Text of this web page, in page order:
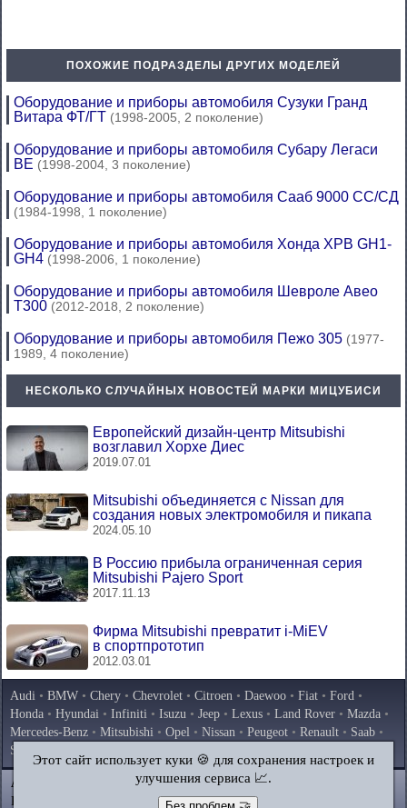
ПОХОЖИЕ ПОДРАЗДЕЛЫ ДРУГИХ МОДЕЛЕЙ
Оборудование и приборы автомобиля Сузуки Гранд
Витара ФТ/ГТ (1998-2005, 2 поколение)
Оборудование и приборы автомобиля Субару Легаси
BE (1998-2004, 3 поколение)
Оборудование и приборы автомобиля Сааб 9000 СС/СД
(1984-1998, 1 поколение)
Оборудование и приборы автомобиля Хонда ХРВ GH1-
GH4 (1998-2006, 1 поколение)
Оборудование и приборы автомобиля Шевроле Авео
Т300 (2012-2018, 2 поколение)
Оборудование и приборы автомобиля Пежо 305 (1977-
1989, 4 поколение)
НЕСКОЛЬКО СЛУЧАЙНЫХ НОВОСТЕЙ МАРКИ МИЦУБИСИ
Европейский дизайн-центр Mitsubishi
возглавил Хорхе Диес
2019.07.01
Mitsubishi объединяется с Nissan для
создания новых электромобиля и пикапа
2024.05.10
В Россию прибыла ограниченная серия
Mitsubishi Pajero Sport
2017.11.13
Фирма Mitsubishi превратит i-MiEV
в спортпрототип
2012.03.01
Audi • BMW • Chery • Chevrolet • Citroen • Daewoo • Fiat • Ford •
Honda • Hyundai • Infiniti • Isuzu • Jeep • Lexus • Land Rover • Mazda •
Mercedes-Benz • Mitsubishi • Opel • Nissan • Peugeot • Renault • Saab •
Skoda
Volkswagen
AutoInstruction.ru © 2020–2026|Полная версия
Карта сайта
Контакты|Поиск по сайту
Этот сайт использует куки 🍪 для сохранения настроек и
улучшения сервиса 📈.